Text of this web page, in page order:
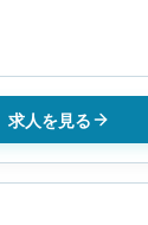
求人を見る